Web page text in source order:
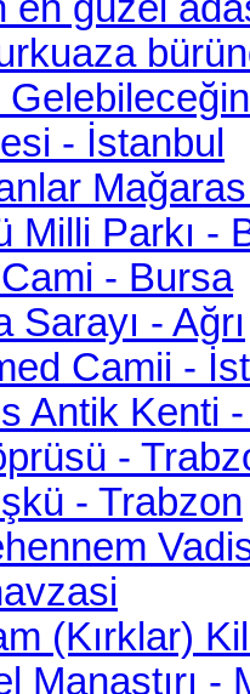
- İstanbul
Milli Parkı -
- Bursa
Sarayı - Ağrı
Camii -
Antik Kenti
-
- Trabzon
(Kırklar)
Manastırı -